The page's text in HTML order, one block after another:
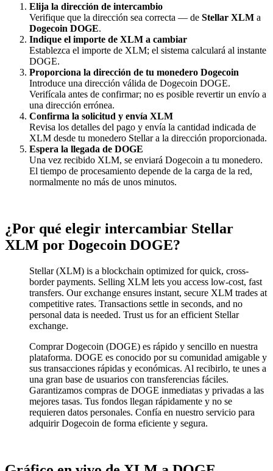
Elija la dirección de intercambio
Verifique que la dirección sea correcta — de Stellar XLM a
Dogecoin DOGE.
Indique el importe de XLM a cambiar
Establezca el importe de XLM; el sistema calculará al instante
DOGE.
Proporciona la dirección de tu monedero Dogecoin
Introduce una dirección válida de Dogecoin DOGE.
Verifícala antes de confirmar; no es posible revertir un envío a
una dirección errónea.
Confirma la solicitud y envía XLM
Revisa los detalles del pago y envía la cantidad indicada de
XLM desde tu monedero Stellar a la dirección proporcionada.
Espera la llegada de DOGE
Una vez recibido XLM, se enviará Dogecoin a tu monedero.
El tiempo de procesamiento depende de la carga de la red,
normalmente no más de unos minutos.
¿Por qué elegir intercambiar Stellar
XLM por Dogecoin DOGE?
Stellar (XLM) is a blockchain optimized for quick, cross-
border payments. Selling XLM lets you access low-cost, fast
transfers. Our exchange ensures instant, secure XLM trades at
competitive rates. Transactions settle in seconds, and no
personal data is needed. Trust us for an efficient Stellar
exchange.
Comprar Dogecoin (DOGE) es rápido y sencillo en nuestra
plataforma. DOGE es conocido por su comunidad amigable y
sus transacciones rápidas y económicas. Al recibirlo, te unes a
una gran base de usuarios con transferencias fáciles.
Garantizamos compras de DOGE inmediatas y privadas a las
mejores tasas. Tus fondos llegan rápidamente y no se
requieren datos personales. Confía en nuestro servicio para
adquirir Dogecoin de forma eficiente y segura.